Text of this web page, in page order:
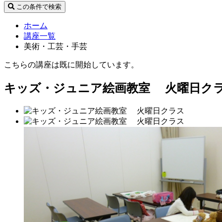
この条件で検索
ホーム
講座一覧
美術・工芸・手芸
こちらの講座は既に開始しています。
キッズ・ジュニア絵画教室 火曜日ク